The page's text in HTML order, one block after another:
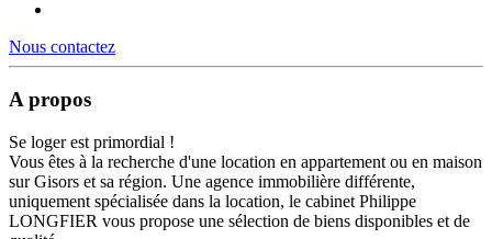
Nous contactez
A propos
Se loger est primordial !
Vous êtes à la recherche d'une location en appartement ou en maison
sur Gisors et sa région. Une agence immobilière différente,
uniquement spécialisée dans la location, le cabinet Philippe
LONGFIER vous propose une sélection de biens disponibles et de